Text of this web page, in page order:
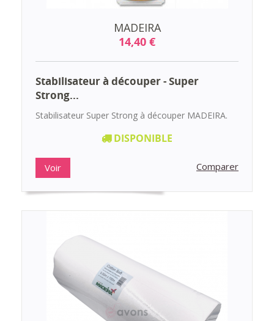
MADEIRA
14,40 €
Stabilisateur à découper - Super
Strong...
Stabilisateur Super Strong à découper MADEIRA.
DISPONIBLE
Voir Comparer